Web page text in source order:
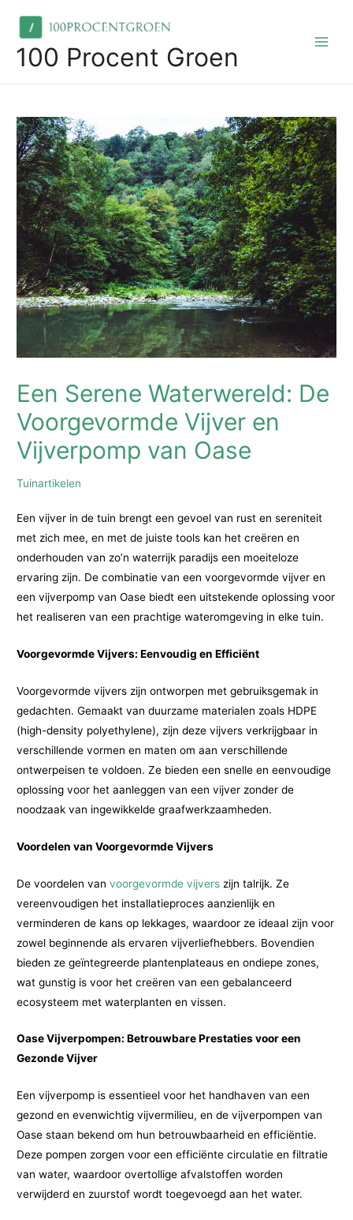
content100 Procent Groen
Een Serene Waterwereld: De
Voorgevormde Vijver en
Vijverpomp van Oase
Tuinartikelen
Een vijver in de tuin brengt een gevoel van rust en sereniteit
met zich mee, en met de juiste tools kan het creëren en
onderhouden van zo’n waterrijk paradijs een moeiteloze
ervaring zijn. De combinatie van een voorgevormde vijver en
een vijverpomp van Oase biedt een uitstekende oplossing voor
het realiseren van een prachtige wateromgeving in elke tuin.
Voorgevormde Vijvers: Eenvoudig en Efficiënt
Voorgevormde vijvers zijn ontworpen met gebruiksgemak in
gedachten. Gemaakt van duurzame materialen zoals HDPE
(high-density polyethylene), zijn deze vijvers verkrijgbaar in
verschillende vormen en maten om aan verschillende
ontwerpeisen te voldoen. Ze bieden een snelle en eenvoudige
oplossing voor het aanleggen van een vijver zonder de
noodzaak van ingewikkelde graafwerkzaamheden.
Voordelen van Voorgevormde Vijvers
De voordelen vanvoorgevormde vijvers zijn talrijk. Ze
vereenvoudigen het installatieproces aanzienlijk en
verminderen de kans op lekkages, waardoor ze ideaal zijn voor
zowel beginnende als ervaren vijverliefhebbers. Bovendien
bieden ze geïntegreerde plantenplateaus en ondiepe zones,
wat gunstig is voor het creëren van een gebalanceerd
ecosysteem met waterplanten en vissen.
Oase Vijverpompen: Betrouwbare Prestaties voor een
Gezonde Vijver
Een vijverpomp is essentieel voor het handhaven van een
gezond en evenwichtig vijvermilieu, en de vijverpompen van
Oase staan bekend om hun betrouwbaarheid en efficiëntie.
Deze pompen zorgen voor een efficiënte circulatie en filtratie
van water, waardoor overtollige afvalstoffen worden
verwijderd en zuurstof wordt toegevoegd aan het water.